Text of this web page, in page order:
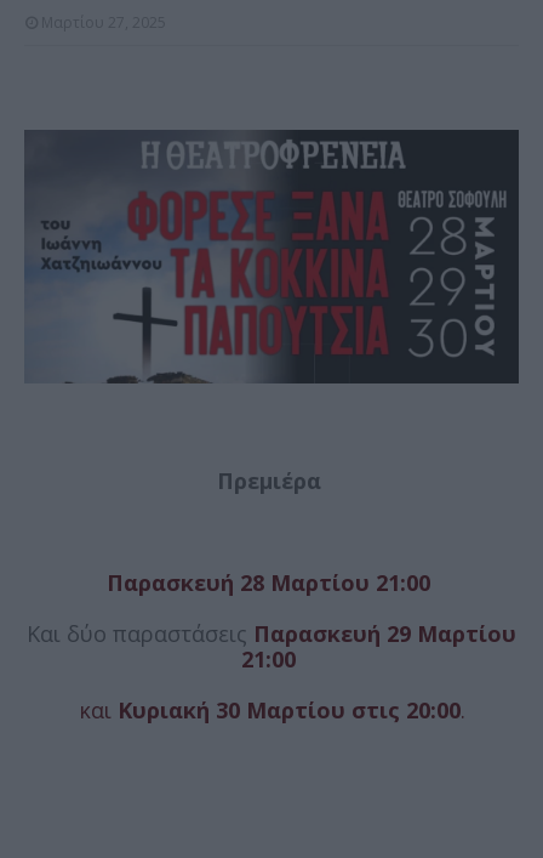
Πρεμιέρα
Παρασκευή 28 Μαρτίου 21:00
Και δύο παραστάσεις Παρασκευή 29 Μαρτίου
21:00
και Κυριακή 30 Μαρτίου στις 20:00.